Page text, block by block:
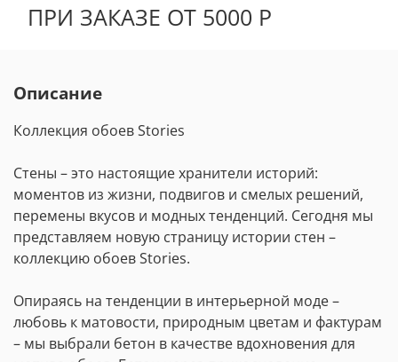
ПРИ ЗАКАЗЕ ОТ 5000 Р
Описание
Коллекция обоев Stories
Стены – это настоящие хранители историй:
моментов из жизни, подвигов и смелых решений,
перемены вкусов и модных тенденций. Сегодня мы
представляем новую страницу истории стен –
коллекцию обоев Stories.
Опираясь на тенденции в интерьерной моде –
любовь к матовости, природным цветам и фактурам
– мы выбрали бетон в качестве вдохновения для